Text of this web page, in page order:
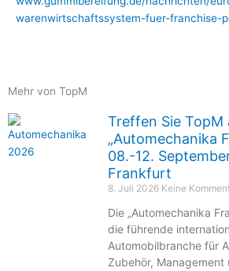
warenwirtschaftssystem-fuer-franchise-
Mehr von TopM
Treffen Sie TopM
„Automechanika
08.-12.
Frankfurt
8. Juli 2026 Keine
Die „Automechanika
die führende
Automobilbranche für
Zubehör, Management